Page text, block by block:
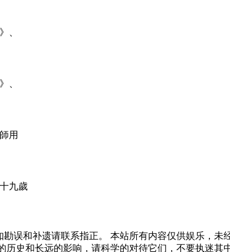
、
、
用
九歲
误和补遗请联系指正。 本站所有内容仅供娱乐，
史和长远的影响，请科学的对待它们，不要执迷其中